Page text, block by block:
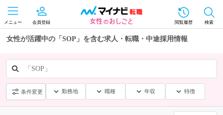
メニュー 会員登録 閲覧履歴 検索
女性が活躍中の「SOP」を含む求人・転職・中途採用情報
「SOP」
条件変更 勤務地 職種 年収 特徴